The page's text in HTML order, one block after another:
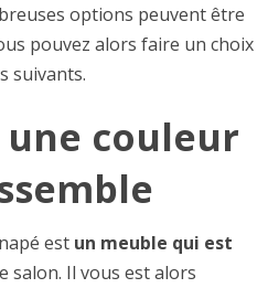
options peuvent être
pouvez alors faire un choix
suivants.
couleur
est un meuble qui est
salon. Il vous est alors